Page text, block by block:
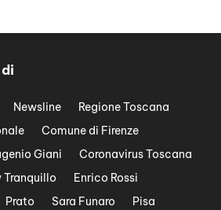
Newsline
Regione Toscana
Comune di Firenze
Giani
Coronavirus Toscana
Tranquillo
Enrico Rossi
Prato Sara Funaro
Pisa